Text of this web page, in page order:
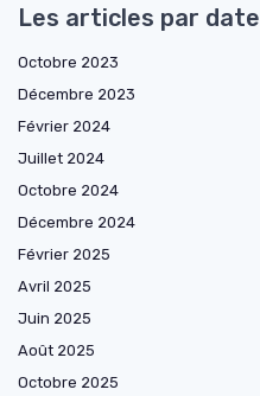
Les articles par date
Octobre 2023
Décembre 2023
Février 2024
Juillet 2024
Octobre 2024
Décembre 2024
Février 2025
Avril 2025
Juin 2025
Août 2025
Octobre 2025